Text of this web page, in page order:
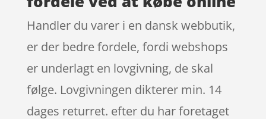
Handler du varer i en dansk webbutik,
er der bedre fordele, fordi webshops
er underlagt en lovgivning, de skal
følge. Lovgivningen dikterer min. 14
dages returret. efter du har foretaget